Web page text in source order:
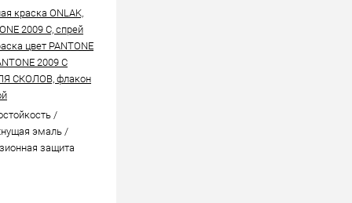
краска ONLAK,
2009 C, спрей
цвет PANTONE
2009 C
СКОЛОВ, флакон
/
эмаль /
защита